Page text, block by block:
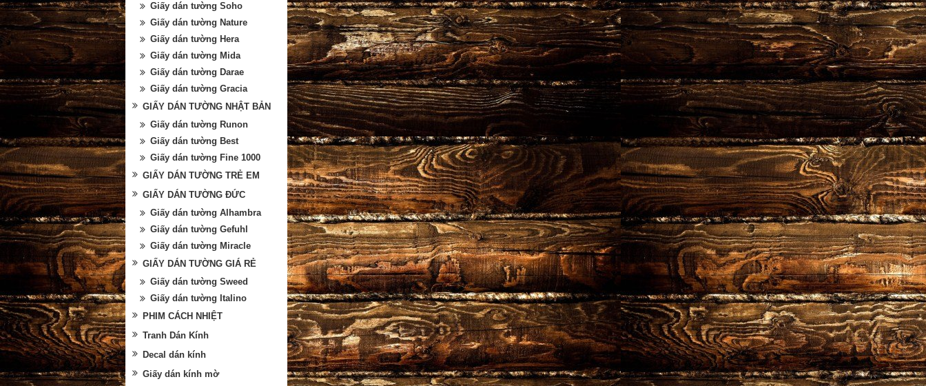
Giấy dán tường Soho
Giấy dán tường Nature
Giấy dán tường Hera
Giấy dán tường Mida
Giấy dán tường Darae
Giấy dán tường Gracia
GIẤY DÁN TƯỜNG NHẬT BẢN
Giấy dán tường Runon
Giấy dán tường Best
Giấy dán tường Fine 1000
GIẤY DÁN TƯỜNG TRẺ EM
GIẤY DÁN TƯỜNG ĐỨC
Giấy dán tường Alhambra
Giấy dán tường Gefuhl
Giấy dán tường Miracle
GIẤY DÁN TƯỜNG GIÁ RẺ
Giấy dán tường Sweed
Giấy dán tường Italino
PHIM CÁCH NHIỆT
Tranh Dán Kính
Decal dán kính
Giấy dán kính mờ